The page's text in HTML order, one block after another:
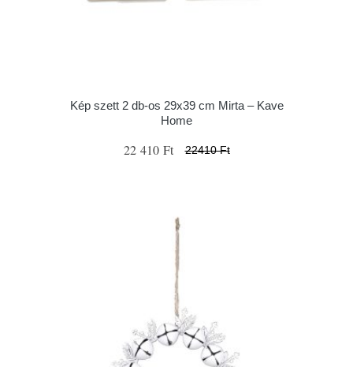
Kép szett 2 db-os 29x39 cm Mirta – Kave
Home
22 410 Ft 22410 Ft